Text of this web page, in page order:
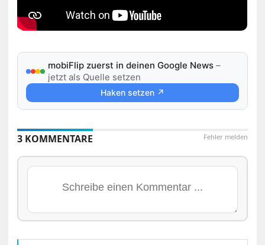
mobiFlip zuerst in deinen Google News –
jetzt als Quelle setzen
Haken setzen ↗
Fehler melden
3 KOMMENTARE